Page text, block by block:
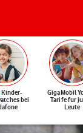
Kinder-
bei
GigaMobil
Tarife für
Leute